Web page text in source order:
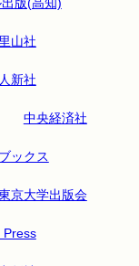
版(高知)
里山社
新社
中央経済社
ックス
京大学出版会
Press